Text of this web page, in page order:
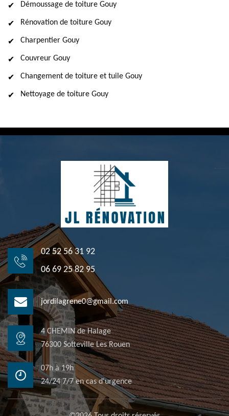
Démoussage de toiture Gouy
Rénovation de toiture Gouy
Charpentier Gouy
Couvreur Gouy
Changement de toiture et tuile Gouy
Nettoyage de toiture Gouy
02 52 56 31 92
06 69 25 82 95
jordilagrene0@gmail.com
4 CHEMIN de Halage
76300 Sotteville Les Rouen
07h à 19h
24/24 7/7 en cas d'urgence